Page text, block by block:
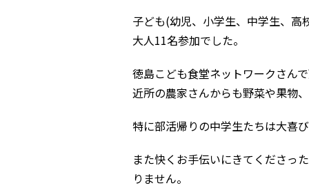
子ども(幼児、小学生、中学生、高
大人11名参加でした。
徳島こども食堂ネットワークさん
近所の農家さんからも野菜や果物
特に部活帰りの中学生たちは大喜
また快くお手伝いにきてくださっ
りません。